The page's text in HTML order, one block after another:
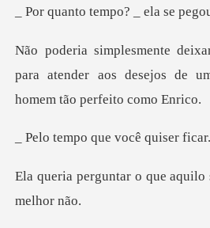
po? _ ela se peg
para atender aos desejos de
ocê quiser
que aquilo